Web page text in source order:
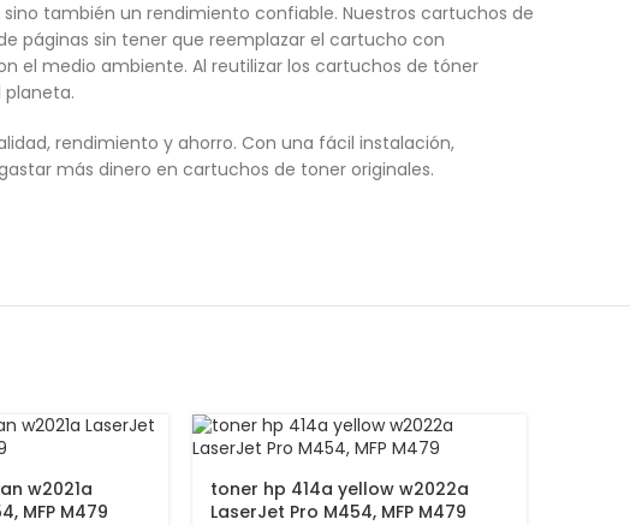
también un rendimiento confiable. Nuestros cartuchos de
páginas sin tener que reemplazar el cartucho con
el medio ambiente. Al reutilizar los cartuchos de tóner
rendimiento y ahorro. Con una fácil instalación,
más dinero en cartuchos de toner originales.
w2021a
MFP M479
toner hp 414a yellow w2022a
LaserJet Pro M454, MFP M479